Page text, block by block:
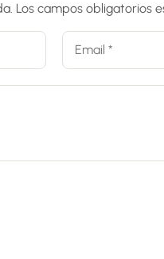
Los campos obligatorios